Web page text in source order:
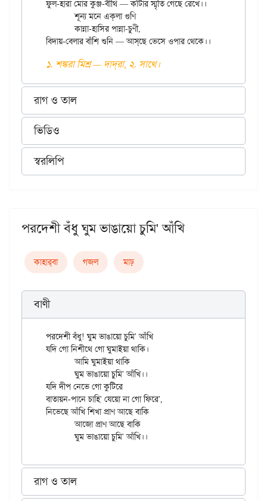
ফুল-হারা মোর কুঞ্জ-বীথি — কাঁটার স্মৃতি গেছে রেখে।।
	শূন্য মনে এক্‌লা গুণি
	কান্না-হাসির পান্না-চুণী,
১. শঙ্করা মিশ্র — দাদ্‌রা, ২. সাথে।
রাগ ও তাল
ভিডিও
স্বরলিপি
পরদেশী বঁধু ঘুম ভাঙায়ো চুমি' আঁখি
কাহার্‌বা গজল মাঢ়
বাণী
পরদেশী বঁধু! ঘুম ভাঙায়ো চুমি' আঁখি
যদি গো নিশীথে গো ঘুমাইয়া থাকি।
	আমি ঘুমাইয়া থাকি
	ঘুম ভাঙায়ো চুমি' আঁখি।।
যদি দীপ নেভে গো কুটিরে
বাতায়ন-পানে চাহি' যেয়ো না গো ফিরে',
নিভেছে আঁখি শিখা প্রাণ আছে বাকি
	আজো প্রাণ আছে বাকি
রাগ ও তাল